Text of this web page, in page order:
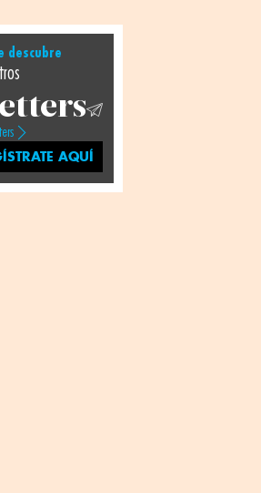
descubre
AQUÍ